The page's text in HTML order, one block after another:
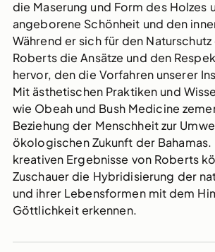
die Maserung und Form des Holzes
angeborene Schönheit und den
Während er sich für den
Roberts die Ansätze und den
hervor, den die Vorfahren unserer
Mit ästhetischen Praktiken und
wie Obeah und Bush Medicine
Beziehung der Menschheit zur
ökologischen Zukunft der
kreativen Ergebnisse von Roberts
Zuschauer die Hybridisierung der
und ihrer Lebensformen mit dem
Göttlichkeit erkennen.